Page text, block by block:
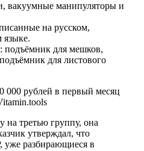
вакуумные манипуляторы и
на русском,
языке.
подъёмник для мешков,
для листового
на третью группу, она
утверждал, что
уже разбирающиеся в